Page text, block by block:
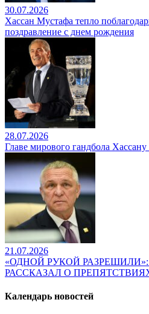
30.07.2026
Хассан Мустафа тепло
поздравление с днем рождения
28.07.2026
Главе мирового гандбола
21.07.2026
«ОДНОЙ РУКОЙ
РАССКАЗАЛ О
Календарь новостей